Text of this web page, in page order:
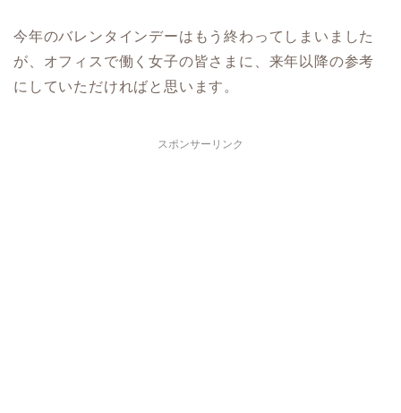
今年のバレンタインデーはもう終わってしまいました
が、オフィスで働く女子の皆さまに、来年以降の参考
にしていただければと思います。
スポンサーリンク